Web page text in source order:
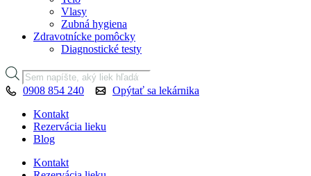
Vlasy
Zubná hygiena
Zdravotnícke pomôcky
Diagnostické testy
Products
search
0908 854 240
Opýtať sa lekárnika
Kontakt
Rezervácia lieku
Blog
Kontakt